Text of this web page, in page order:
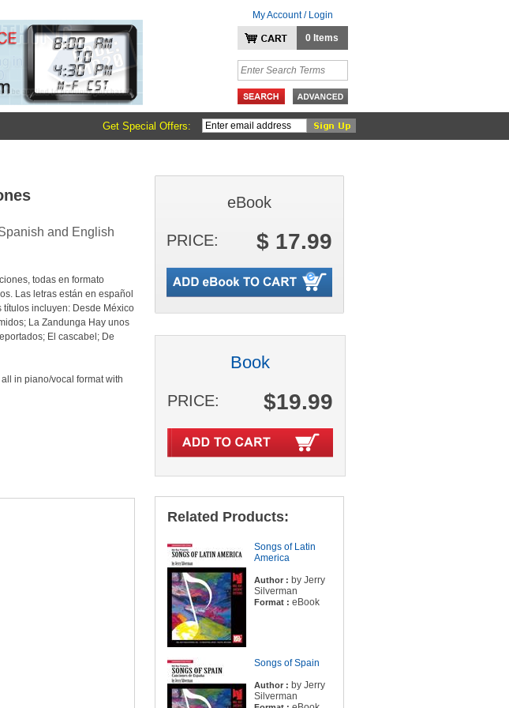
My Account / Login
0 Items
Get Special Offers:
and English
todas en formato
Las letras están en español
incluyen: Desde México
La Zandunga Hay unos
El cascabel; De
in piano/vocal format with
eBook
PRICE: $ 17.99
Book
PRICE: $19.99
Related Products:
Songs of Latin
America
Author : by Jerry
Silverman
Format : eBook
Songs of Spain
Author : by Jerry
Silverman